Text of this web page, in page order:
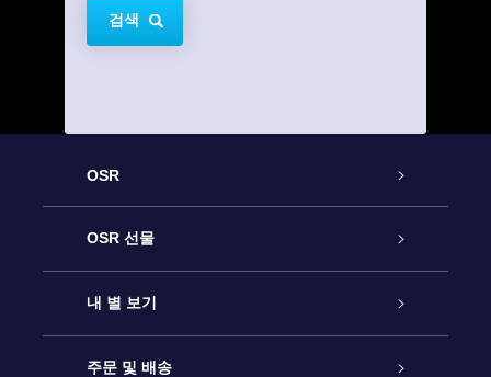
검색
OSR
고객 서비스
연락처
블로그
OSR 선물
온라인 별 선물
OSR 선물 팩
내 별 보기
Star Register
주문 및 배송